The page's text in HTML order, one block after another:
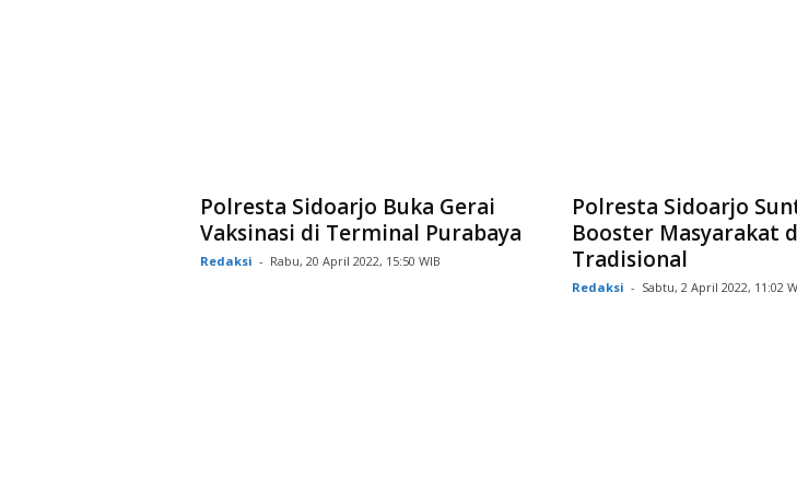
Polresta Sidoarjo Buka Gerai
Vaksinasi di Terminal Purabaya
Redaksi - Rabu, 20 April 2022, 15:50 WIB
Polresta Sidoarjo
Booster Masyarakat
Tradisional
Redaksi - Sabtu, 2 April 2022, 11:02